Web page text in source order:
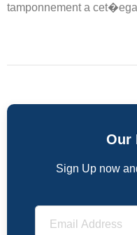
tamponnement a
Our
Sign Up now